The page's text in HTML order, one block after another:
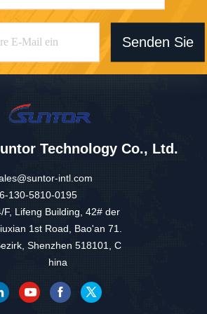
Senden Sie
Technology Co., Ltd.
intl.com
130-5810-0195
F, Lifeng Building, 42# der
1st Road, Bao'an 71.
Shenzhen 518101, C
hina